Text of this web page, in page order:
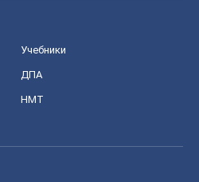
Учебники
ДПА
НМТ